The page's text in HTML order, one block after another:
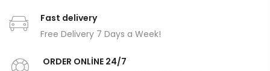
Fast delivery
Free Delivery 7 Days a Week!
ORDER ONLİNE 24/7